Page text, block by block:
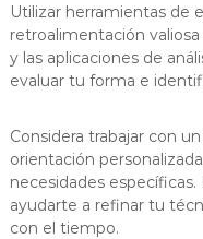
Utilizar herramientas de
retroalimentación
y las aplicaciones de
evaluar tu forma e
Considera trabajar con
orientación
necesidades
ayudarte a refinar tu
con el tiempo.